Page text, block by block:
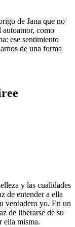
de Jana que no
autoamor, como
ese sentimiento
de una forma
y las cualidades
de entender a ella
verdadero yo. En un
de liberarse de su
ella misma.